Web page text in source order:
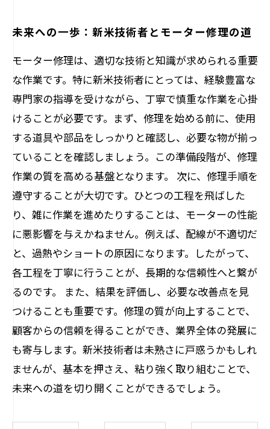
未来への一歩：新米技術者とモーター修理の道
モーター修理は、適切な技術と知識が求められる重要
な作業です。特に新米技術者にとっては、経験豊富な
専門家の指導を受けながら、丁寧で慎重な作業を心掛
けることが必要です。まず、修理を始める前に、使用
する道具や部品をしっかりと確認し、必要な物が揃っ
ていることを確認しましょう。この準備段階が、修理
作業の質を高める基盤となります。 次に、修理手順を
遵守することが大切です。ひとつの工程を飛ばした
り、雑に作業を進めたりすることは、モーターの性能
に悪影響を与えかねません。例えば、配線が不適切だ
と、過熱やショートの原因になります。したがって、
各工程を丁寧に行うことが、長期的な信頼性へと繋が
るのです。 また、結果を評価し、必要な改善点を見
つけることも重要です。修理の質が向上することで、
顧客からの信頼を得ることができ、業界全体の発展に
も寄与します。新米技術者は未熟さに戸惑うかもしれ
ませんが、基本を押さえ、粘り強く取り組むことで、
未来への道を切り開くことができるでしょう。